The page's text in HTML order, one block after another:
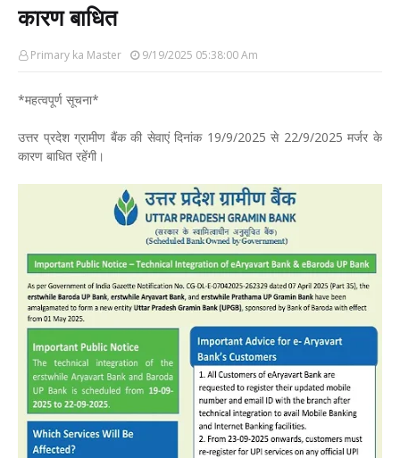
कारण बाधित
Primary ka Master 9/19/2025 05:38:00 Am
*महत्वपूर्ण सूचना*
उत्तर प्रदेश ग्रामीण बैंक की सेवाएं दिनांक 19/9/2025 से 22/9/2025 मर्जर के
कारण बाधित रहेंगी।